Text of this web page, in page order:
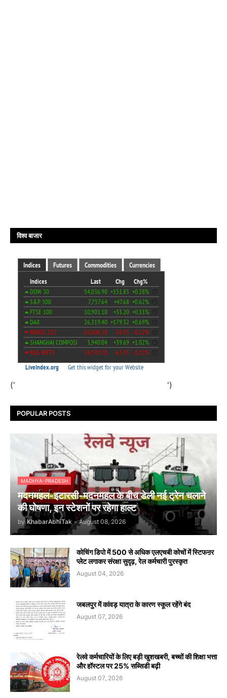
विश्व बाजार
(' ')
POPULAR POSTS
MADHYA-PRADESH
मदनमहल-इटारसी-मदनमहल के बीच डेली नई ट्रेन चलाने
की घोषणा, इन स्टेशनों पर रहेगा हाल्ट
by KhabarAbhiTak - August 08, 2026
कोचिंग डिपो में 500 से अधिक एलएचबी कोचों में स्टिफऩर
प्लेट लगाकर संरक्षा सुदृढ़, रेल कर्मचारी पुरस्कृत
August 04, 2026
जबलपुर में कांवड़ यात्रा के कारण स्कूल रहेंगे बंद
August 07, 2026
रेलवे कर्मचारियों के लिए बड़ी खुशखबरी, बच्चों की शिक्षा भत्ता
और हॉस्टल पर 25% सब्सिडी बढ़ी
August 07, 2026